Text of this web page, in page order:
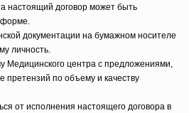
настоящий договор может быть
форме.
документации на бумажном носителе
личность.
Медицинского центра с предложениями,
претензий по объему и качеству
от исполнения настоящего договора в